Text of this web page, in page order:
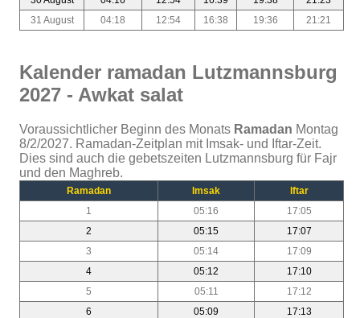
31 August
04:18 12:54 16:38 19:36 21:21
Kalender ramadan Lutzmannsburg
2027 - Awkat salat
Voraussichtlicher Beginn des Monats Ramadan Montag
8/2/2027. Ramadan-Zeitplan mit Imsak- und Iftar-Zeit.
Dies sind auch die gebetszeiten Lutzmannsburg für Fajr
und den Maghreb.
Ramadan Imsak
Iftar
1
05:16
17:05
2
05:15
17:07
3
05:14
17:09
4
05:12
17:10
5
05:11
17:12
6
05:09
17:13